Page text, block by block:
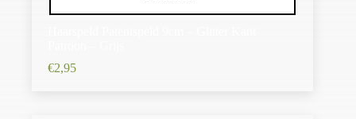
€2,95